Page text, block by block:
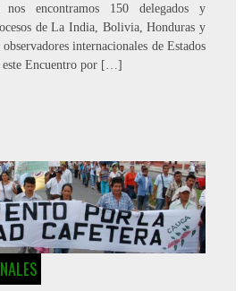
encontramos 150 delegados y
de La India, Bolivia, Honduras y
internacionales de Estados
este Encuentro por […]